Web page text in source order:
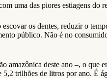
uma das piores estiagens do
os dentes, reduzir o
público. Não é no
amazônica deste ano –, o que
trilhões de litros por ano. É